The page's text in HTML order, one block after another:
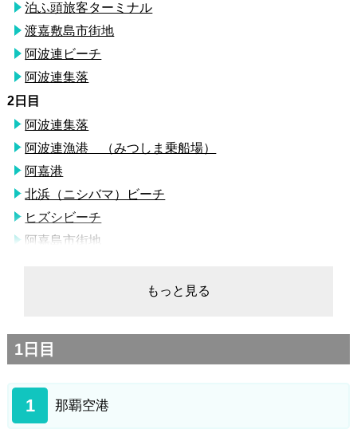
泊ふ頭旅客ターミナル
渡嘉敷島市街地
阿波連ビーチ
阿波連集落
2日目
阿波連集落
阿波連漁港 （みつしま乗船場）
阿嘉港
北浜（ニシバマ）ビーチ
ヒズシビーチ
阿嘉島市街地
座間味集落
泊ふ頭旅客ターミナル（とまりん）
もっと見る
1日目
1 那覇空港